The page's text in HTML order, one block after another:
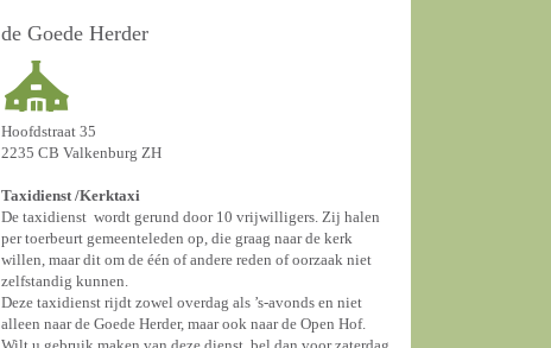
de Goede Herder
Hoofdstraat 35
2235 CB Valkenburg ZH
Taxidienst /Kerktaxi
De taxidienst wordt gerund door 10 vrijwilligers. Zij halen
per toerbeurt gemeenteleden op, die graag naar de kerk
willen, maar dit om de één of andere reden of oorzaak niet
zelfstandig kunnen.
Deze taxidienst rijdt zowel overdag als ’s-avonds en niet
alleen naar de Goede Herder, maar ook naar de Open Hof.